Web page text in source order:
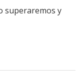
superaremos y